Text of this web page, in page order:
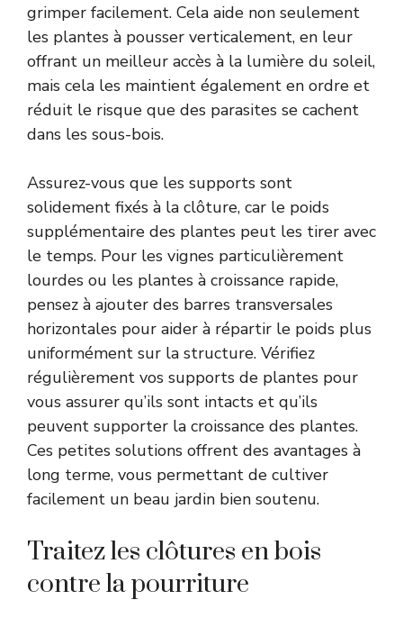
grimper facilement. Cela aide non seulement
les plantes à pousser verticalement, en leur
offrant un meilleur accès à la lumière du soleil,
mais cela les maintient également en ordre et
réduit le risque que des parasites se cachent
dans les sous-bois.
Assurez-vous que les supports sont
solidement fixés à la clôture, car le poids
supplémentaire des plantes peut les tirer avec
le temps. Pour les vignes particulièrement
lourdes ou les plantes à croissance rapide,
pensez à ajouter des barres transversales
horizontales pour aider à répartir le poids plus
uniformément sur la structure. Vérifiez
régulièrement vos supports de plantes pour
vous assurer qu’ils sont intacts et qu’ils
peuvent supporter la croissance des plantes.
Ces petites solutions offrent des avantages à
long terme, vous permettant de cultiver
facilement un beau jardin bien soutenu.
Traitez les clôtures en bois
contre la pourriture